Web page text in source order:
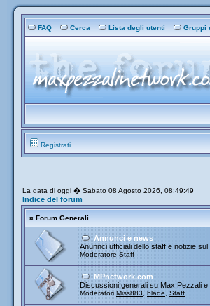
FAQ Cerca Lista degli utenti Gruppi
Registrati
La data di oggi � Sabato 08 Agosto 2026, 08:49:49
Indice del forum
¤ Forum Generali
Annunci e news
Anunnci ufficiali dello staff e notizie
Moderatore Staff
MPnetwork.com
Discussioni generali su Max Pezzali
Moderatori Miss883 blade Staff